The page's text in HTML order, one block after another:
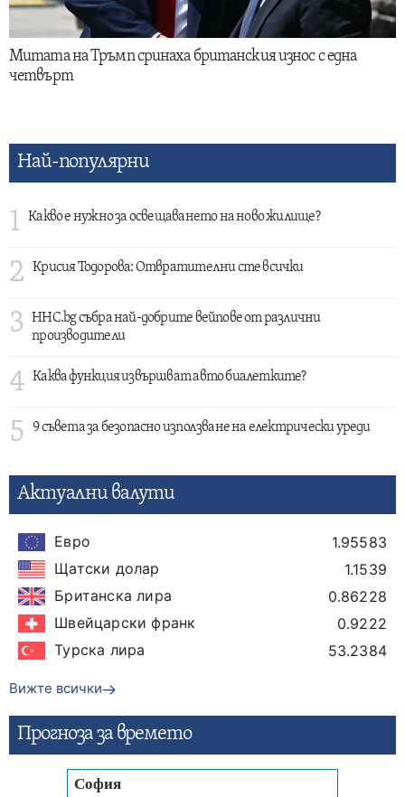
Митата на Тръмп сринаха британския износ с една
четвърт
Най-популярни
1 Какво е нужно за освещаването на ново жилище?
2 Крисия Тодорова: Отвратителни сте всички
3
HHC.bg събра най-добрите вейпове от различни
производители
4 Каква функция извършват авто биалетките?
5 9 съвета за безопасно използване на електрически уреди
Актуални валути
Евро
1.95583
Щатски долар
1.1539
Британска лира
0.86228
Швейцарски франк
0.9222
Турска лира
53.2384
Вижте всички
Прогнозa за времето